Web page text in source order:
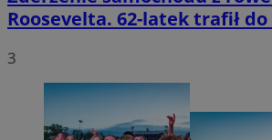
Roosevelta. 62-latek trafił
3